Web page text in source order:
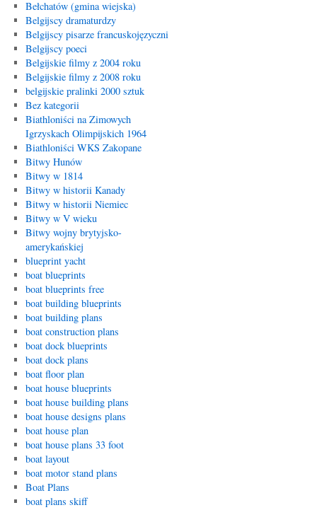
Bełchatów (gmina wiejska)
Belgijscy dramaturdzy
Belgijscy pisarze francuskojęzyczni
Belgijscy poeci
Belgijskie filmy z 2004 roku
Belgijskie filmy z 2008 roku
belgijskie pralinki 2000 sztuk
Bez kategorii
Biathloniści na Zimowych
Igrzyskach Olimpijskich 1964
Biathloniści WKS Zakopane
Bitwy Hunów
Bitwy w 1814
Bitwy w historii Kanady
Bitwy w historii Niemiec
Bitwy w V wieku
Bitwy wojny brytyjsko-
amerykańskiej
blueprint yacht
boat blueprints
boat blueprints free
boat building blueprints
boat building plans
boat construction plans
boat dock blueprints
boat dock plans
boat floor plan
boat house blueprints
boat house building plans
boat house designs plans
boat house plan
boat house plans 33 foot
boat layout
boat motor stand plans
Boat Plans
boat plans skiff